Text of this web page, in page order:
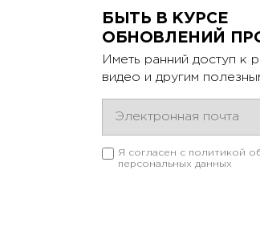
БЫТЬ В КУРСЕ
ОБНОВЛЕНИЙ
Иметь ранний доступ к
видео и другим
Я согласен с политикой
персональных данных